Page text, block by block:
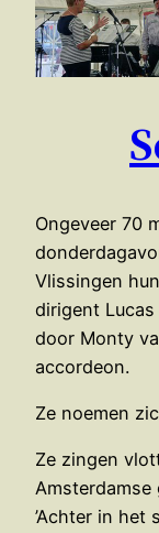
Ongeveer 70
Vlissingen
dirigent Lucas
door Monty
accordeon.
Ze noemen
Ze zingen
Amsterdamse
’Achter in het